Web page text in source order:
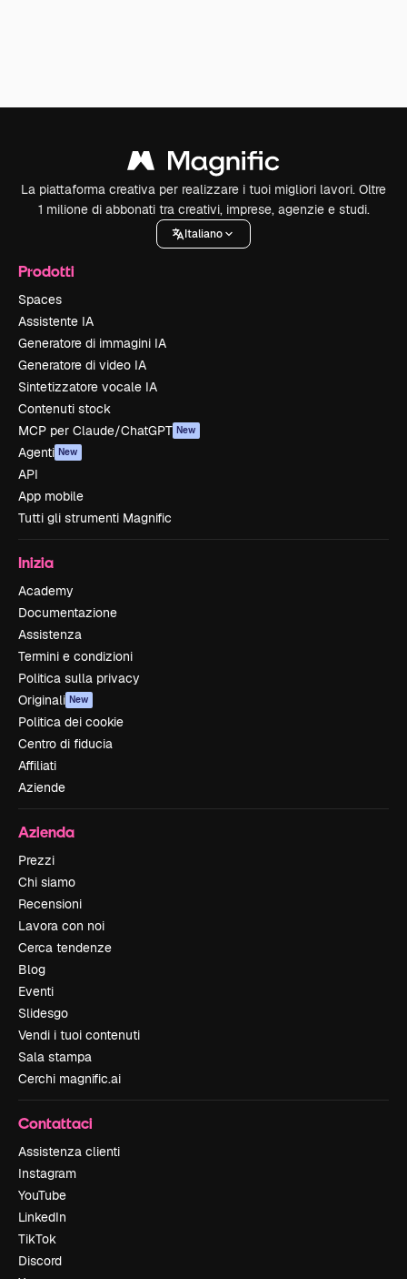
La piattaforma creativa per realizzare i tuoi migliori lavori. Oltre
1 milione di abbonati tra creativi, imprese, agenzie e studi.
Italiano
Prodotti
Spaces
Assistente IA
Generatore di immagini IA
Generatore di video IA
Sintetizzatore vocale IA
Contenuti stock
MCP per Claude/ChatGPT New
Agenti New
API
App mobile
Tutti gli strumenti Magnific
Inizia
Academy
Documentazione
Assistenza
Termini e condizioni
Politica sulla privacy
Originali New
Politica dei cookie
Centro di fiducia
Affiliati
Aziende
Azienda
Prezzi
Chi siamo
Recensioni
Lavora con noi
Cerca tendenze
Blog
Eventi
Slidesgo
Vendi i tuoi contenuti
Sala stampa
Cerchi magnific.ai
Contattaci
Assistenza clienti
Instagram
YouTube
LinkedIn
TikTok
Discord